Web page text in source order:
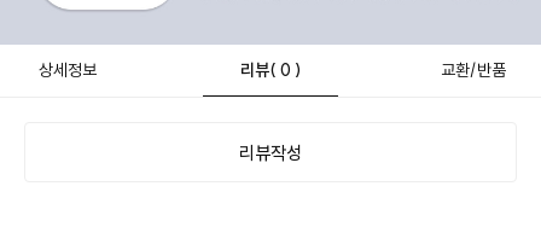
상세정보 리뷰( 0 ) 교환/반품
리뷰작성